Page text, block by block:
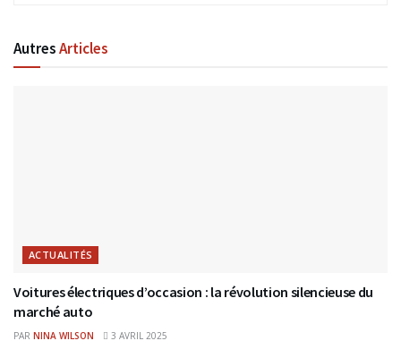
AutresArticles
ACTUALITÉS
Voitures électriques d’occasion : la révolution silencieuse du
marché auto
PAR NINA WILSON 3 AVRIL 2025